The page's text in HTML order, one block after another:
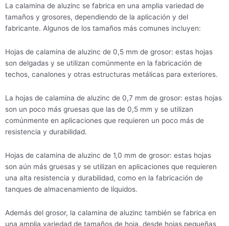
La calamina de aluzinc se fabrica en una amplia variedad de
tamaños y grosores, dependiendo de la aplicación y del
fabricante. Algunos de los tamaños más comunes incluyen:
Hojas de calamina de aluzinc de 0,5 mm de grosor: estas hojas
son delgadas y se utilizan comúnmente en la fabricación de
techos, canalones y otras estructuras metálicas para exteriores.
La hojas de calamina de aluzinc de 0,7 mm de grosor: estas hojas
son un poco más gruesas que las de 0,5 mm y se utilizan
comúnmente en aplicaciones que requieren un poco más de
resistencia y durabilidad.
Hojas de calamina de aluzinc de 1,0 mm de grosor: estas hojas
son aún más gruesas y se utilizan en aplicaciones que requieren
una alta resistencia y durabilidad, como en la fabricación de
tanques de almacenamiento de líquidos.
Además del grosor, la calamina de aluzinc también se fabrica en
una amplia variedad de tamaños de hoja, desde hojas pequeñas